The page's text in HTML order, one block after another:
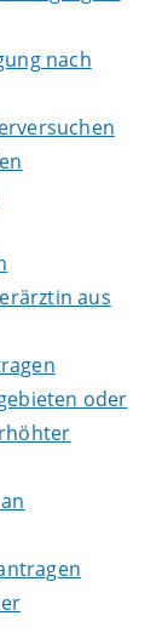
nach
aus
oder